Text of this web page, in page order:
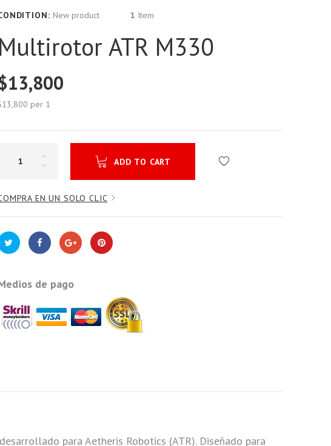
New product 1 Item
Multirotor ATR M330
per 1
ADD TO CART
EN UN SOLO CLIC
de pago
para Aetheris Robotics (ATR). Diseñado para